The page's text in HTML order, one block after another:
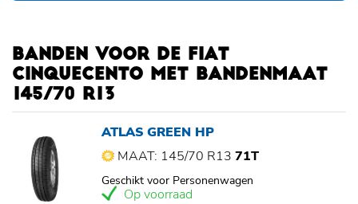
BANDEN VOOR DE FIAT
CINQUECENTO MET BANDENMAAT
145/70 R13
ATLAS GREEN HP
MAAT: 145/70 R13 71T
Geschikt voor Personenwagen
Op voorraad